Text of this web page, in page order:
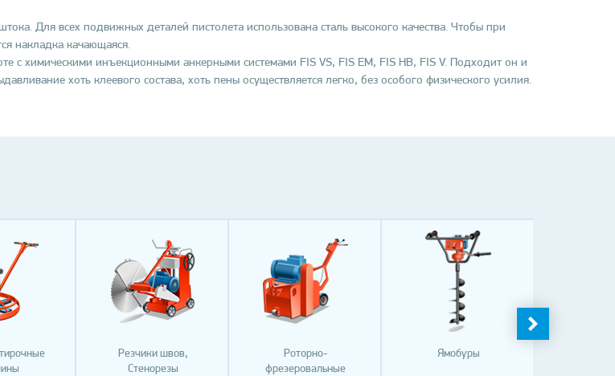
Для всех подвижных деталей пистолета использована сталь высокого качества. Чтобы при
накладка качающаяся.
с химическими инъекционными анкерными системами FIS VS, FIS EM, FIS HB, FIS V. Подходит он и
хоть клеевого состава, хоть пены осуществляется легко, без особого физического усилия.
Резчики швов,
Стенорезы
Роторно-
фрезеровальные
Ямобуры